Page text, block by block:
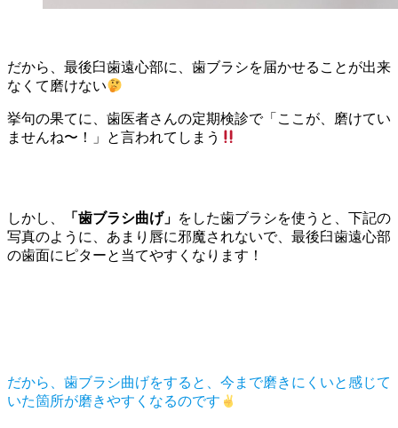
だから、最後臼歯遠心部に、歯ブラシを届かせることが出来
なくて磨けない
挙句の果てに、歯医者さんの定期検診で「ここが、磨けてい
ませんね〜！」と言われてしまう
しかし、 「歯ブラシ曲げ」 をした歯ブラシを使うと、下記の
写真のように、あまり唇に邪魔されないで、最後臼歯遠心部
の歯面にピターと当てやすくなります！
だから、歯ブラシ曲げをすると、今まで磨きにくいと感じて
いた箇所が磨きやすくなるのです